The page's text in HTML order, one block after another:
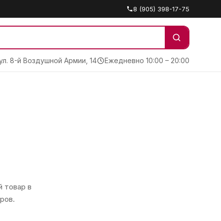
8 (905) 398-17-75
8-й Воздушной Армии, 14 Ежедневно 10:00 – 20:00
товар в